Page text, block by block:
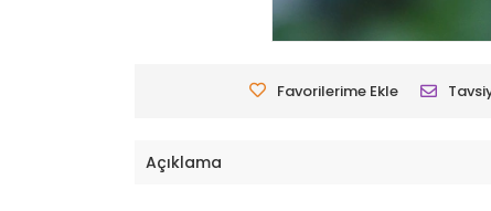
Favorilerime Ekle
Açıklama